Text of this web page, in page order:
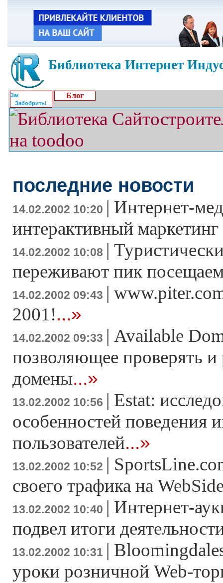
Библиотека Интернет
Забобрить!
Блог
последние новости
14.02.2002 10:20 | Интернет-
интерактивный маркетинг
14.02.2002 10:08 |
переживают пик
14.02.2002 09:43 |
2001!...»
14.02.2002 09:33 | Available
позволяющее проверять и
домены...»
13.02.2002 10:56 | Estat:
особенностей поведения
пользователей...»
13.02.2002 10:52 |
своего трафика на
13.02.2002 10:40 | Интернет-
подвел итоги
13.02.2002 10:31 |
уроки розничной Web-